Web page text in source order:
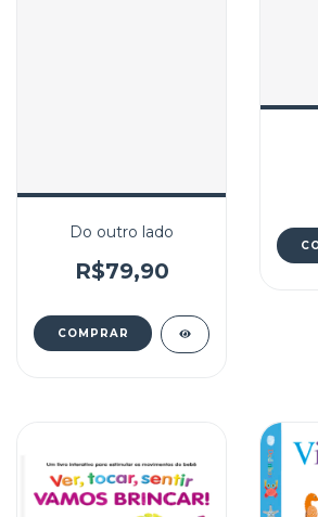
Do outro lado
R$79,90